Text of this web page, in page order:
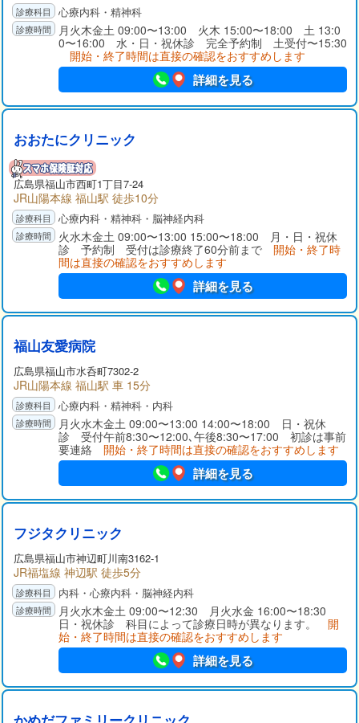
心療内科・精神科
月火木金土 09:00〜13:00 火木 15:00〜18:00 土 13:0
0〜16:00 水・日・祝休診 完全予約制 土受付〜15:30
開始・終了時間は直接の確認をおすすめします
詳細を見る
おおたにクリニック
広島県福山市西町1丁目7-24
JR山陽本線 福山駅 徒歩10分
心療内科・精神科・脳神経内科
火水木金土 09:00〜13:00 15:00〜18:00 月・日・祝休
診 予約制 受付は診療終了60分前まで 開始・終了時
間は直接の確認をおすすめします
詳細を見る
福山友愛病院
広島県福山市水呑町7302-2
JR山陽本線 福山駅 車 15分
心療内科・精神科・内科
月火水木金土 09:00〜13:00 14:00〜18:00 日・祝休
診 受付午前8:30〜12:00､午後8:30〜17:00 初診は事前
要連絡 開始・終了時間は直接の確認をおすすめします
詳細を見る
フジタクリニック
広島県福山市神辺町川南3162-1
JR福塩線 神辺駅 徒歩5分
内科・心療内科・脳神経内科
月火水木金土 09:00〜12:30 月火水金 16:00〜18:30
日・祝休診 科目によって診療日時が異なります。 開
始・終了時間は直接の確認をおすすめします
詳細を見る